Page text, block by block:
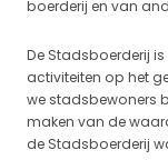
boerderij en van
De Stadsboerderij
activiteiten op het
we stadsbewoners
maken van de
de Stadsboerderij